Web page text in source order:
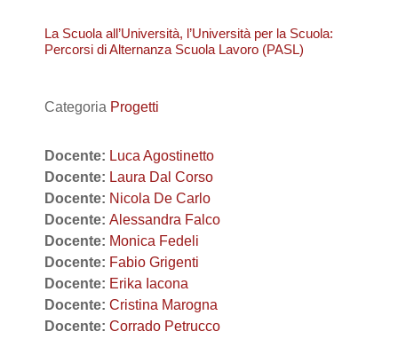
La Scuola all’Università, l’Università per la Scuola:
Percorsi di Alternanza Scuola Lavoro (PASL)
Categoria Progetti
Docente: Luca Agostinetto
Docente: Laura Dal Corso
Docente: Nicola De Carlo
Docente: Alessandra Falco
Docente: Monica Fedeli
Docente: Fabio Grigenti
Docente: Erika Iacona
Docente: Cristina Marogna
Docente: Corrado Petrucco